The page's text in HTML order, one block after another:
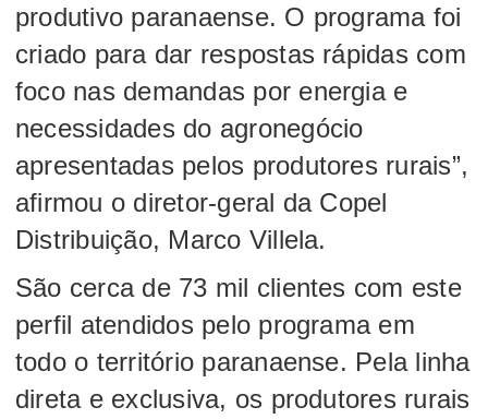
produtivo paranaense. O programa foi
criado para dar respostas rápidas com
foco nas demandas por energia e
necessidades do agronegócio
apresentadas pelos produtores rurais”,
afirmou o diretor-geral da Copel
Distribuição, Marco Villela.
São cerca de 73 mil clientes com este
perfil atendidos pelo programa em
todo o território paranaense. Pela linha
direta e exclusiva, os produtores rurais